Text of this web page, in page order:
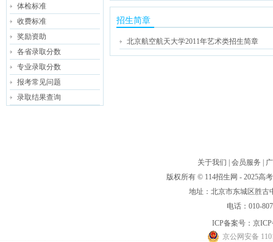
体检标准
收费标准
奖励资助
各省录取分数
专业录取分数
报考常见问题
录取结果查询
招生简章
北京航空航天大学2011年艺术类招生简章
关于我们 会员服务
版权所有 © 114招生网 - 2025高
地址：北京市东城区胜
电话：010-
ICP备案号： 京ICP
京公网安备